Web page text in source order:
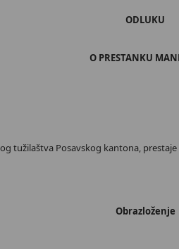
ODLUKU
O PRESTANKU
tužilaštva Posavskog kantona,
Obrazloženje